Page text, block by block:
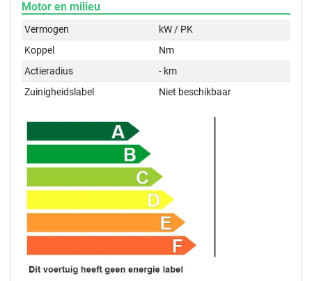
Motor en milieu
Vermogen
kW / PK
Koppel
Nm
Actieradius
- km
Zuinigheidslabel
Niet beschikbaar